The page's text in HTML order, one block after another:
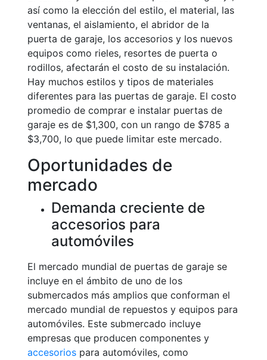
así como la elección del estilo, el material, las
ventanas, el aislamiento, el abridor de la
puerta de garaje, los accesorios y los nuevos
equipos como rieles, resortes de puerta o
rodillos, afectarán el costo de su instalación.
Hay muchos estilos y tipos de materiales
diferentes para las puertas de garaje. El costo
promedio de comprar e instalar puertas de
garaje es de $1,300, con un rango de $785 a
$3,700, lo que puede limitar este mercado.
Oportunidades de
mercado
Demanda creciente de
accesorios para
automóviles
El mercado mundial de puertas de garaje se
incluye en el ámbito de uno de los
submercados más amplios que conforman el
mercado mundial de repuestos y equipos para
automóviles. Este submercado incluye
empresas que producen componentes y
accesorios para automóviles, como